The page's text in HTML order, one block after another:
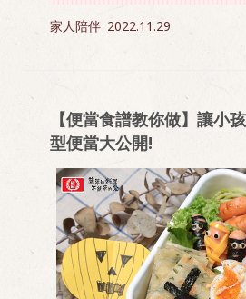
家人陪伴 2022.11.29
【便當食譜教你做】讓小
型便當大公開!